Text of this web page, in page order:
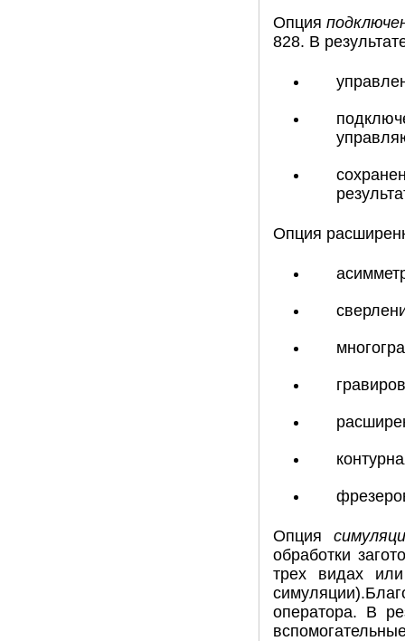
Опция
828. В
Опция
Опция
обработки
трех видах
оператора. В